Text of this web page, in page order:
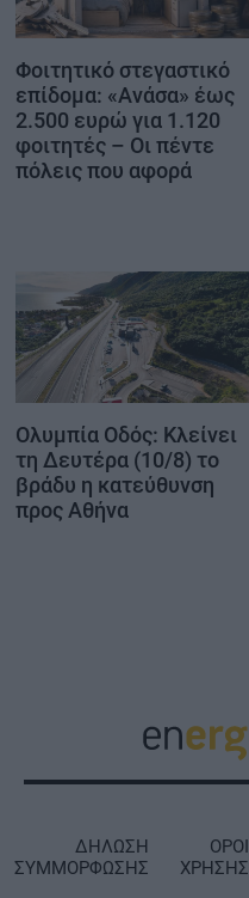
Φοιτητικό στεγαστικό
επίδομα: «Ανάσα» έως
2.500 ευρώ για 1.120
φοιτητές – Οι πέντε
πόλεις που αφορά
Ολυμπία Οδός: Κλείνει
τη Δευτέρα (10/8) το
βράδυ η κατεύθυνση
προς Αθήνα
ΔΗΛΩΣΗ
ΣΥΜΜΟΡΦΩΣΗΣ
ΟΡΟΙ
ΧΡΗΣΗΣ